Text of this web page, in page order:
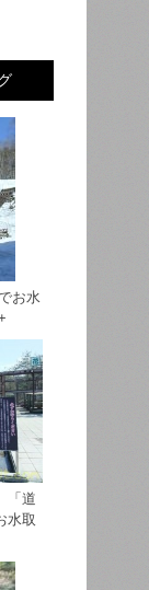
お水
「道
取